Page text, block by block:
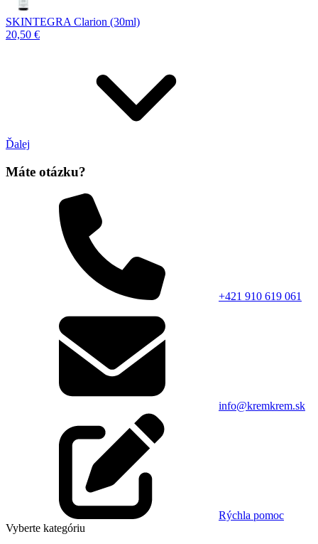
SKINTEGRA Clarion (30ml)
20,50 €
Ďalej
Máte otázku?
+421 910 619 061
info@kremkrem.sk
Rýchla pomoc
Vyberte kategóriu